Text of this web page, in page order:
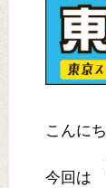
こんに
今回は